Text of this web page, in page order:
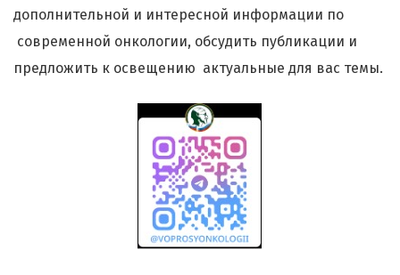
дополнительной и интересной информации по
современной онкологии, обсудить публикации и
предложить к освещению актуальные для вас темы.